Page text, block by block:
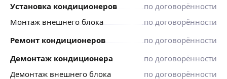
Установка кондиционеров
по договорённости
Монтаж внешнего блока
по договорённости
Ремонт кондиционеров
по договорённости
Демонтаж кондиционера
по договорённости
Демонтаж внешнего блока
по договорённости